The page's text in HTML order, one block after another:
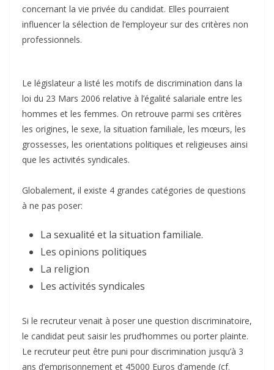
concernant la vie privée du candidat. Elles pourraient
influencer la sélection de l’employeur sur des critères non
professionnels.
Le législateur a listé les motifs de discrimination dans la
loi du 23 Mars 2006 relative à l’égalité salariale entre les
hommes et les femmes. On retrouve parmi ses critères
les origines, le sexe, la situation familiale, les mœurs, les
grossesses, les orientations politiques et religieuses ainsi
que les activités syndicales.
Globalement, il existe 4 grandes catégories de questions
à ne pas poser:
La sexualité et la situation familiale.
Les opinions politiques
La religion
Les activités syndicales
Si le recruteur venait à poser une question discriminatoire,
le candidat peut saisir les prud’hommes ou porter plainte.
Le recruteur peut être puni pour discrimination jusqu’à 3
ans d’emprisonnement et 45000 Euros d’amende (cf.